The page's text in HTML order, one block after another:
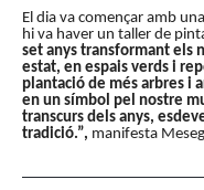
El dia va començar amb
hi va haver un taller de
set anys transformant els
estat, en espais verds i
plantació de més arbres i
en un símbol pel nostre
transcurs dels anys,
tradició.”, manifesta